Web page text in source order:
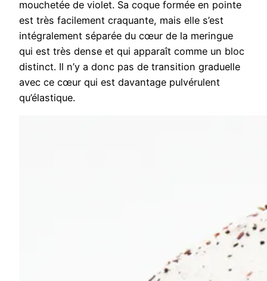
mouchetée de violet. Sa coque formée en pointe
est très facilement craquante, mais elle s’est
intégralement séparée du cœur de la meringue
qui est très dense et qui apparaît comme un bloc
distinct. Il n’y a donc pas de transition graduelle
avec ce cœur qui est davantage pulvérulent
qu’élastique.